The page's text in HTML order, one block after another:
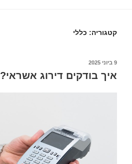
קטגוריה: כללי
פורסם
9 ביוני 2025
איך בודקים דירוג אשראי?